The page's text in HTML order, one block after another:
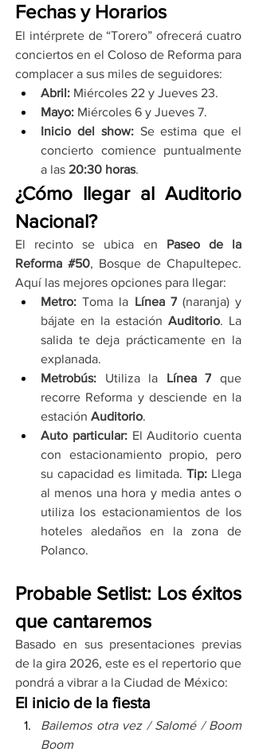
Fechas y Horarios
El intérprete de “Torero” ofrecerá cuatro
conciertos en el Coloso de Reforma para
complacer a sus miles de seguidores:
Abril: Miércoles 22 y Jueves 23.
Mayo: Miércoles 6 y Jueves 7.
Inicio del show: Se estima que el
concierto comience puntualmente
a las 20:30 horas.
¿Cómo llegar al Auditorio
Nacional?
El recinto se ubica en Paseo de la
Reforma #50, Bosque de Chapultepec.
Aquí las mejores opciones para llegar:
Metro: Toma la Línea 7 (naranja) y
bájate en la estación Auditorio. La
salida te deja prácticamente en la
explanada.
Metrobús: Utiliza la Línea 7 que
recorre Reforma y desciende en la
estación Auditorio.
Auto particular: El Auditorio cuenta
con estacionamiento propio, pero
su capacidad es limitada. Tip: Llega
al menos una hora y media antes o
utiliza los estacionamientos de los
hoteles aledaños en la zona de
Polanco.
Probable Setlist: Los éxitos
que cantaremos
Basado en sus presentaciones previas
de la gira 2026, este es el repertorio que
pondrá a vibrar a la Ciudad de México:
El inicio de la fiesta
Bailemos otra vez / Salomé / Boom
Boom